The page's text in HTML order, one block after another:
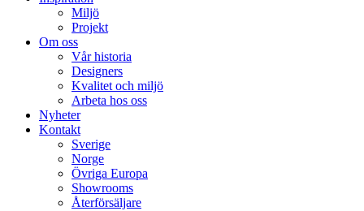
Miljö
Projekt
Om oss
Vår historia
Designers
Kvalitet och miljö
Arbeta hos oss
Nyheter
Kontakt
Sverige
Norge
Övriga Europa
Showrooms
Återförsäljare